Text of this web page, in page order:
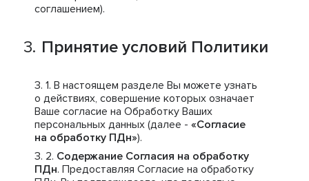
соглашением).
Принятие условий Политики
В настоящем разделе Вы можете узнать
о действиях, совершение которых означает
Ваше согласие на Обработку Ваших
персональных данных (далее - «Согласие
на обработку ПДн»).
Содержание Согласия на обработку
ПДн. Предоставляя Согласие на обработку